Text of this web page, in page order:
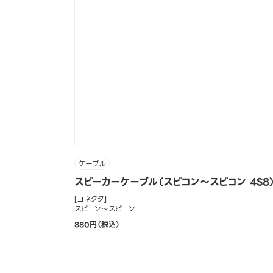
ケーブル
スピーカーケーブル（スピコン～スピコン
[コネクタ]
スピコン～スピコン
880円（税込）